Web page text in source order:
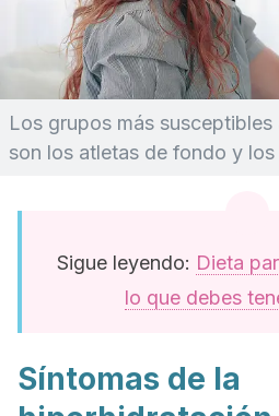
Los grupos más
son los atletas de fondo y los
Sigue leyendo: Dieta
lo que debes
Síntomas de la